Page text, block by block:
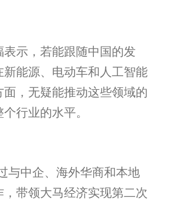
表示，若能跟随中国的发
新能源、电动车和人工智能
面，无疑能推动这些领域的
行业的水平。
与中企、海外华商和本地
带领大马经济实现第二次